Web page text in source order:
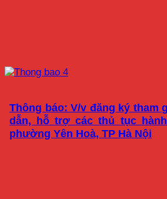
Thông báo: V/v đăng ký tham
dẫn, hỗ trợ các thủ tục
phường Yên Hoà, TP Hà Nội